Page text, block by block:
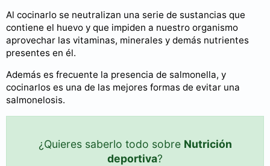
Al cocinarlo se neutralizan una serie de sustancias que
contiene el huevo y que impiden a nuestro organismo
aprovechar las vitaminas, minerales y demás nutrientes
presentes en él.
Además es frecuente la presencia de salmonella, y
cocinarlos es una de las mejores formas de evitar una
salmonelosis.
¿Quieres saberlo todo sobre Nutrición
deportiva?